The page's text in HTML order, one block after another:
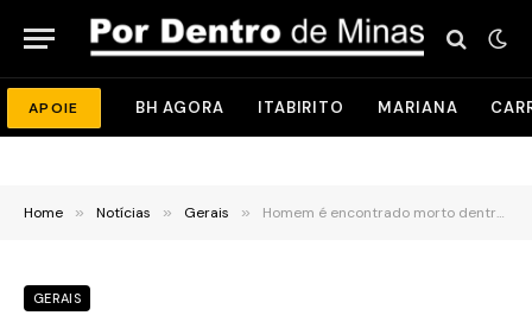
APOIE BH AGORA ITABIRITO MARIANA
Home » Notícias » Gerais » Homem é encontrado morto dentro de córrego após briga em bar no bairro Buritis, em BH
GERAIS